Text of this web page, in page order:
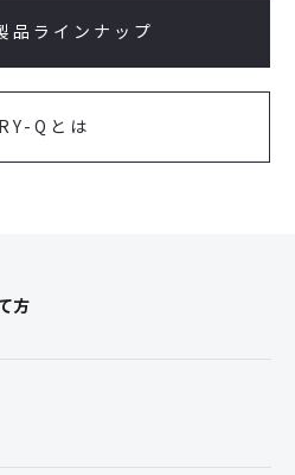
品ラインナップ
Qとは
方